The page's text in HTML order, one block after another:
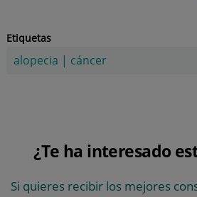
Etiquetas
alopecia | cáncer
¿Te ha interesado
Si quieres recibir los mejores